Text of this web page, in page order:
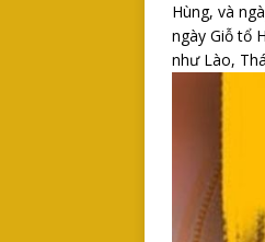
Hùng, và
ngày Giỗ tổ
như Lào,